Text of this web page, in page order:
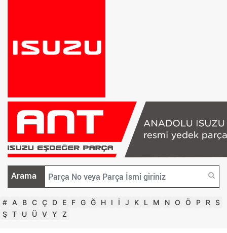
Arama
# A B C Ç D E F G Ğ H I İ J K L M N O Ö P R S
Ş T U Ü V Y Z